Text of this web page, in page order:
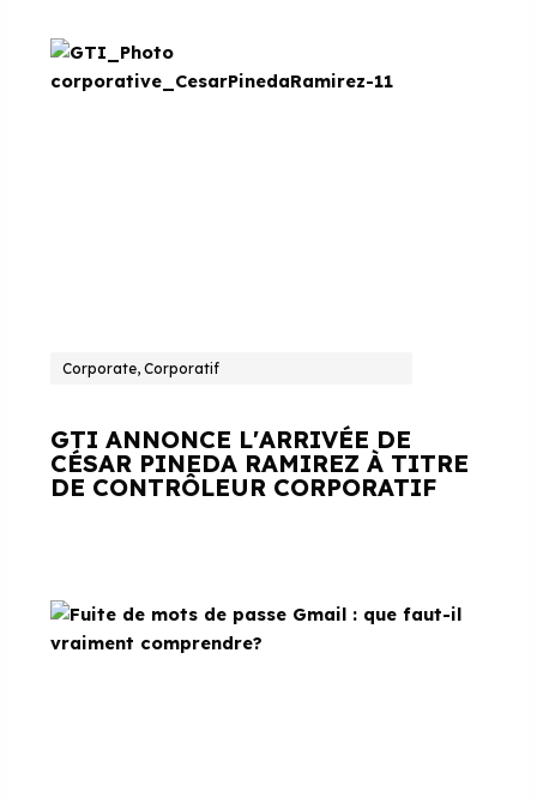
Corporate, Corporatif
GTI ANNONCE L'ARRIVÉE DE
CÉSAR PINEDA RAMIREZ À TITRE
DE CONTRÔLEUR CORPORATIF